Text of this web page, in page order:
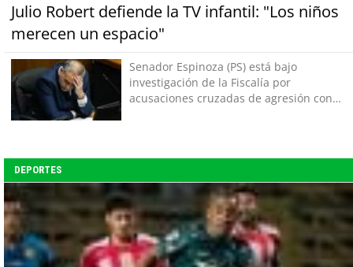
Julio Robert defiende la TV infantil: "Los niños
merecen un espacio"
Senador Espinoza (PS) está bajo
investigación de la Fiscalía por
acusaciones cruzadas de agresión con
DEPORTES